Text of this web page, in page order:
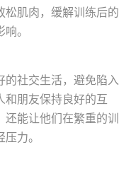
松肌肉，缓解训练后的
。
的社交生活，避免陷入
和朋友保持良好的互
还能让他们在繁重的训
力。